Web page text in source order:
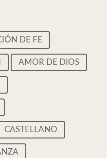
DE FE
AMOR DE DIOS
CASTELLANO